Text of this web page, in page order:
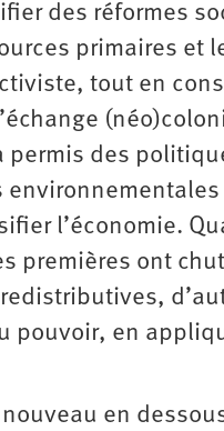
des réformes
primaires et
tout en
permis des
l’économie.
premières ont
pouvoir, en
en